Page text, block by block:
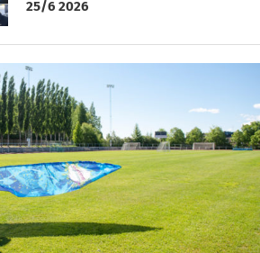
25/6 2026